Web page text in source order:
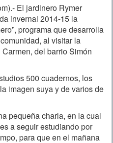
El jardinero Rymer
invernal 2014-15 la
programa que desarrolla
al visitar la
del barrio Simón
500 cuadernos, los
imagen suya y de varios de
pequeña charla, en la cual
a seguir estudiando por
para que en el mañana